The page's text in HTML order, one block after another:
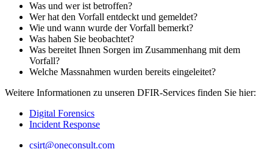
Was und wer ist betroffen?
Wer hat den Vorfall entdeckt und gemeldet?
Wie und wann wurde der Vorfall bemerkt?
Was haben Sie beobachtet?
Was bereitet Ihnen Sorgen im Zusammenhang mit dem
Vorfall?
Welche Massnahmen wurden bereits eingeleitet?
Weitere Informationen zu unseren DFIR-Services finden Sie hier:
Digital Forensics
Incident Response
csirt@oneconsult.com